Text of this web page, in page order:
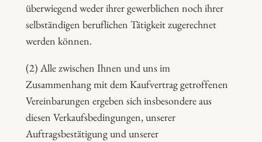
überwiegend weder ihrer gewerblichen noch ihrer
selbständigen beruflichen Tätigkeit zugerechnet
werden können.
(2) Alle zwischen Ihnen und uns im
Zusammenhang mit dem Kaufvertrag getroffenen
Vereinbarungen ergeben sich insbesondere aus
diesen Verkaufsbedingungen, unserer
Auftragsbestätigung und unserer